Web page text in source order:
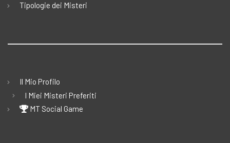
Tipologie dei Misteri
Il Mio Profilo
I Miei Misteri Preferiti
MT Social Game